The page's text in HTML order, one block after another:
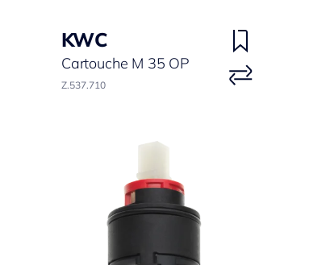
KWC
Cartouche M 35 OP
Z.537.710